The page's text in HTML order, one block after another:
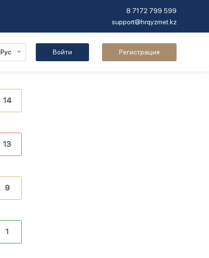
8 7172 799 599
support@hrqyzmet.kz
Рус Войти Регистрация
14
13
9
1